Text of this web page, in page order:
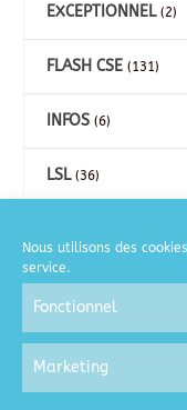
Nous utilisons des
service.
Fonctionnel
Marketing
EXCEPTIONNEL(2)
FLASH CSE (131)
INFOS (6)
LSL(36)
COURSE A
GOLF
MOTO(2)